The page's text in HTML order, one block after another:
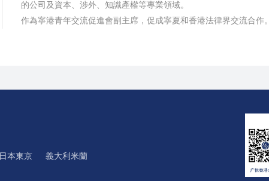
的公司及資本、涉外、知識產權等專業領域。
作為寧港青年交流促進會副主席，促成寧夏和香港法律界交流合作。
日本東京 義大利米蘭